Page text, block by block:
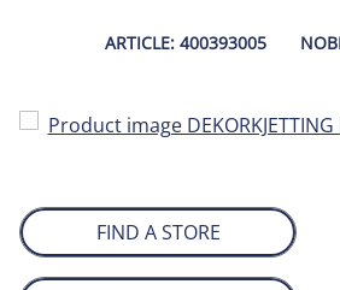
ARTICLE: 400393005
FIND A STORE